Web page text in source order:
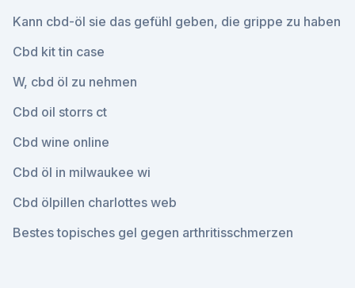
Kann cbd-öl sie das gefühl geben, die grippe zu haben
Cbd kit tin case
W, cbd öl zu nehmen
Cbd oil storrs ct
Cbd wine online
Cbd öl in milwaukee wi
Cbd ölpillen charlottes web
Bestes topisches gel gegen arthritisschmerzen